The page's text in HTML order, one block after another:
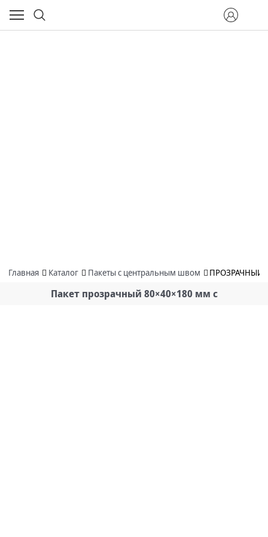
Главная Каталог Пакеты с центральным швом ПРОЗРАЧНЫЙ
Пакет прозрачный 80×40×180 мм с